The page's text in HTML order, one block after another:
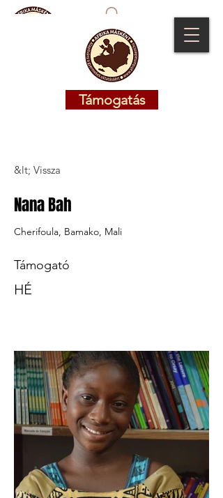
Támogatás
Támogatás
&lt; Vissza
Nana Bah
Cherifoula, Bamako, Mali
Támogató
HÉ